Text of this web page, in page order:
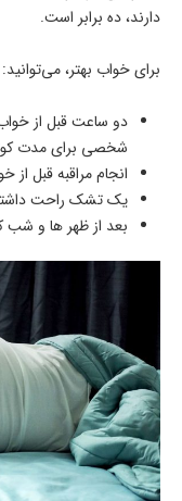
دارند، ده برابر است.
برای خواب بهتر، می‌توانید:
دو ساعت قبل از
شخصی برای مدت
انجام مراقبه قبل از
یک تشک راحت
بعد از ظهر ها و شب